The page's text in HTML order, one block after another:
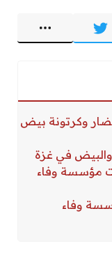
في 1000 طرد خضار وكرتونة بيض
مؤسسة وفاء
وفاء